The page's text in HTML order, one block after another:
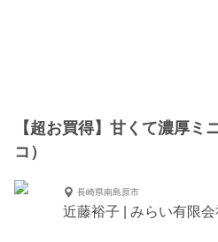
【超お買得】甘くて濃厚ミ
コ）
長崎県南島原市
近藤裕子 | みらい有限会